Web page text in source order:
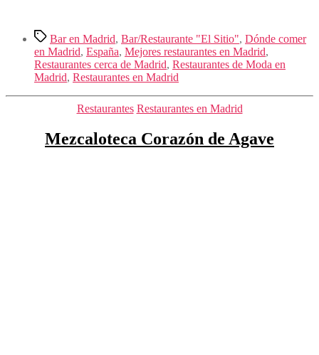
Etiquetas
Bar en Madrid, Bar/Restaurante "El Sitio", Dónde comer
en Madrid, España, Mejores restaurantes en Madrid,
Restaurantes cerca de Madrid, Restaurantes de Moda en
Madrid, Restaurantes en Madrid
Categorías
Restaurantes Restaurantes en Madrid
Mezcaloteca Corazón de Agave